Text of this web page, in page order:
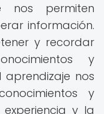
nos permiten
información.
y recordar
y
aprendizaje nos
y
y la